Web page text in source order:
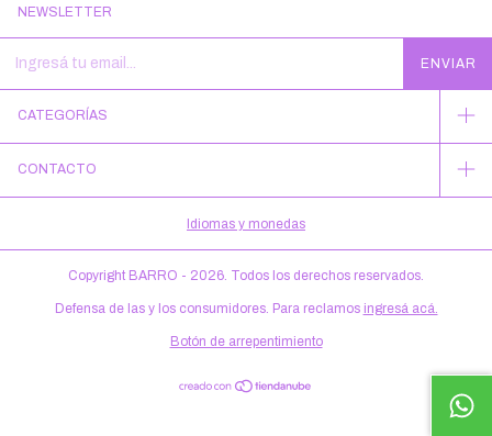
NEWSLETTER
CATEGORÍAS
CONTACTO
Idiomas y monedas
Copyright BARRO - 2026. Todos los derechos reservados.
Defensa de las y los consumidores. Para reclamos ingresá acá.
Botón de arrepentimiento